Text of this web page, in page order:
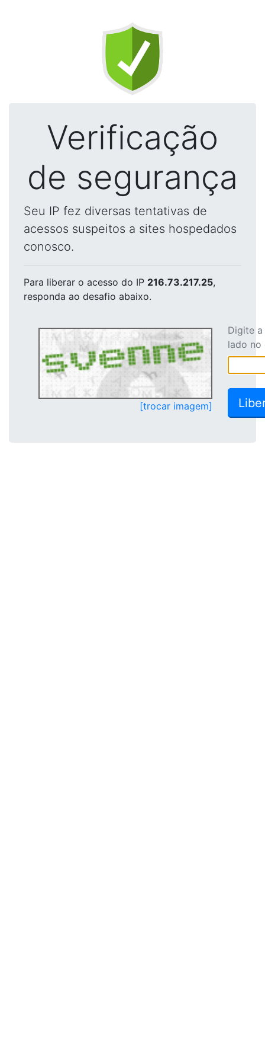
Verificação
de segurança
Seu IP fez diversas tentativas de
acessos suspeitos a sites hospedados
conosco.
Para liberar o acesso do IP 216.73.217.25,
responda ao desafio abaixo.
[trocar imagem]
Digite
lado no